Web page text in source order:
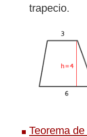
trapecio.
Teorema